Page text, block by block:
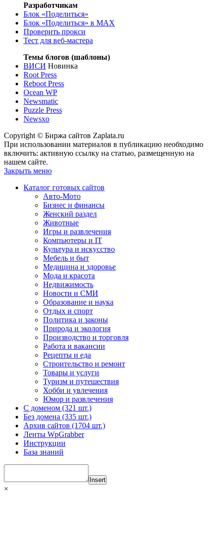
Разработчикам
Блок «Поделиться»
Блок «Поделиться» в MAX
Проверить прокси
Тест для веб-мастера
Темы блогов (шаблоны)
ВИСИ Новинка
Root Press
Reboot Press
Ocean WP
Newsmatic
Puzzle Press
Newsxo
Copyright © Биржа сайтов Zaplata.ru
При использовании материалов в публикацию необходимо
включить: активную ссылку на статью, размещенную на
нашем сайте.
Закрыть меню
Каталог готовых сайтов
Авто-Мото
Бизнес и финансы
Женский раздел
Животные
Игры и развлечения
Компьютеры и IT
Культура и искусство
Мебель и быт
Медицина и здоровье
Мода и красота
Недвижимость
Новости и СМИ
Образование и наука
Отдых и спорт
Политика и законы
Природа и экология
Производство и торговля
Работа и вакансии
Рецепты и еда
Строительство и ремонт
Товары и услуги
Туризм и путешествия
Хобби и увлечения
Юмор и развлечения
С доменом (321 шт.)
Без домена (335 шт.)
Архив сайтов (1704 шт.)
Ленты WpGrabber
Инструкции
База знаний
Insert
×